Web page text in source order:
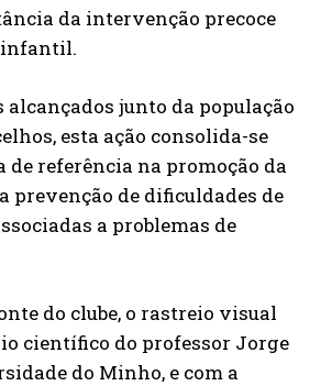
da intervenção precoce
infantil.
alcançados junto da população
esta ação consolida-se
referência na promoção da
prevenção de dificuldades de
a problemas de
do clube, o rastreio visual
científico do professor Jorge
do Minho, e com a